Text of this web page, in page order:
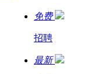
免费
招聘
最新